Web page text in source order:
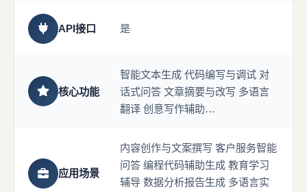
API接口 是
核心功能
智能文本生成 代码编写与调试 对
话式问答 文章摘要与改写 多语言
翻译 创意写作辅助…
应用场景
内容创作与文案撰写 客户服务智能
问答 编程代码辅助生成 教育学习
辅导 数据分析报告生成 多语言实